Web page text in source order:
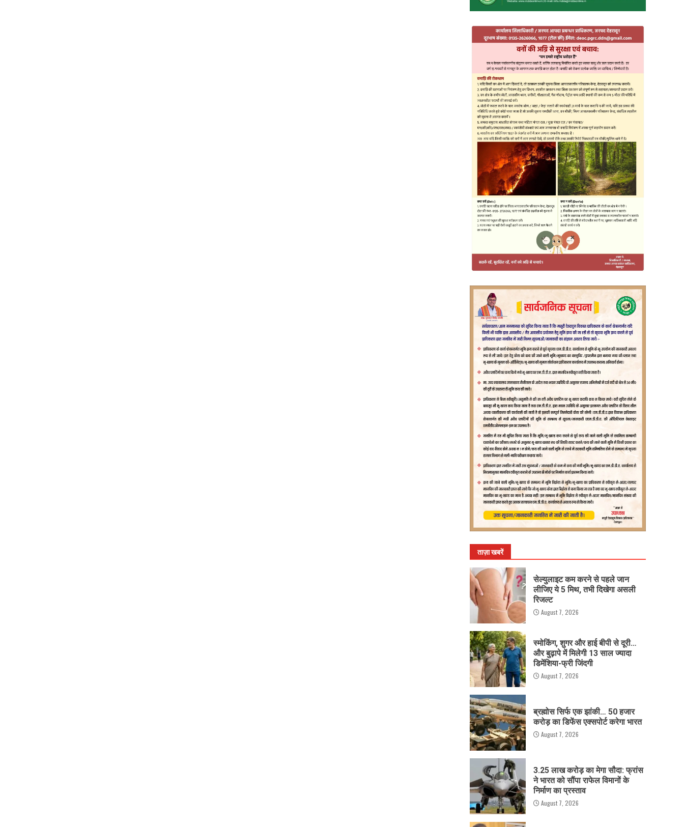
ताज़ा खबरें
सेल्युलाइट कम करने से पहले जान
लीजिए ये 5 मिथ, तभी दिखेगा असली
रिजल्ट
August 7, 2026
स्मोकिंग, शुगर और हाई बीपी से दूरी…
और बुढ़ापे में मिलेगी 13 साल ज्यादा
डिमेंशिया-फ्री जिंदगी
August 7, 2026
ब्रह्मोस सिर्फ एक झांकी… 50 हजार
करोड़ का डिफेंस एक्सपोर्ट करेगा भारत
August 7, 2026
3.25 लाख करोड़ का मेगा सौदा: फ्रांस
ने भारत को सौंपा राफेल विमानों के
निर्माण का प्रस्ताव
August 7, 2026